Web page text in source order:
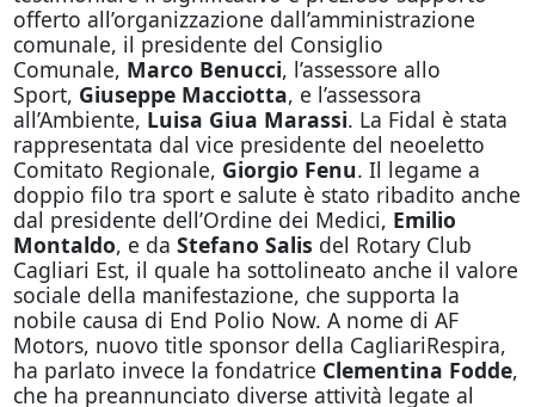
offerto all’organizzazione dall’amministrazione
comunale, il presidente del Consiglio
Comunale, Marco Benucci, l’assessore allo
Sport, Giuseppe Macciotta, e l’assessora
all’Ambiente, Luisa Giua Marassi. La Fidal è stata
rappresentata dal vice presidente del neoeletto
Comitato Regionale, Giorgio Fenu. Il legame a
doppio filo tra sport e salute è stato ribadito anche
dal presidente dell’Ordine dei Medici, Emilio
Montaldo, e da Stefano Salis del Rotary Club
Cagliari Est, il quale ha sottolineato anche il valore
sociale della manifestazione, che supporta la
nobile causa di End Polio Now. A nome di AF
Motors, nuovo title sponsor della CagliariRespira,
ha parlato invece la fondatrice Clementina Fodde,
che ha preannunciato diverse attività legate al